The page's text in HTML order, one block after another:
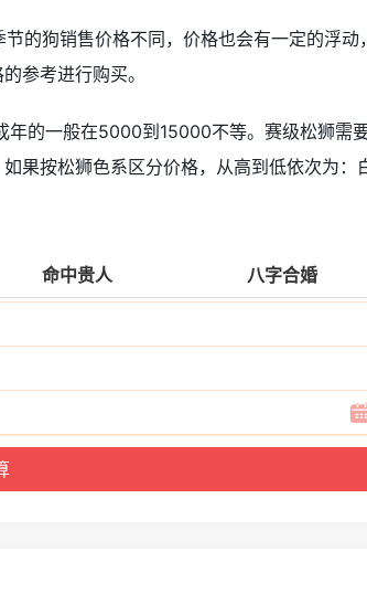
的狗销售价格不同，价格也会有一定的浮动，
参考进行购买。
的一般在5000到15000不等。赛级松狮需
果按松狮色系区分价格，从高到低依次为：
命中贵人 八字合婚